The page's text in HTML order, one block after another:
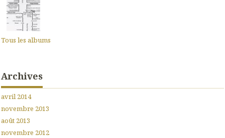
Tous les albums
Archives
avril 2014
novembre 2013
août 2013
novembre 2012